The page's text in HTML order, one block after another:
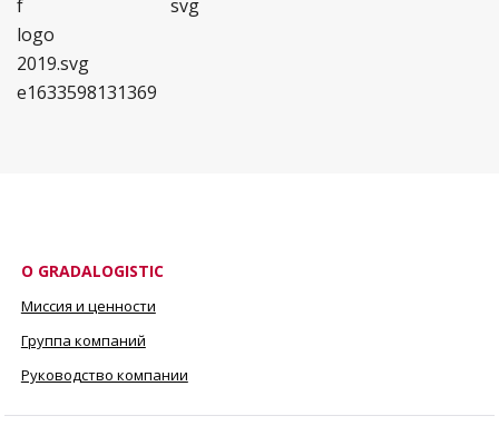
О GRADALOGISTIC
Миссия и ценности
Группа компаний
Руководство компании